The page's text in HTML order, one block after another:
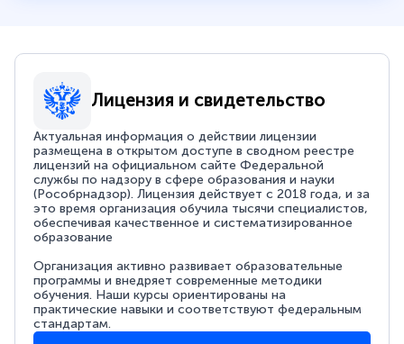
Лицензия и свидетельство
Актуальная информация о действии лицензии
размещена в открытом доступе в сводном реестре
лицензий на официальном сайте Федеральной
службы по надзору в сфере образования и науки
(Рособрнадзор). Лицензия действует с 2018 года, и за
это время организация обучила тысячи специалистов,
обеспечивая качественное и систематизированное
образование
Организация активно развивает образовательные
программы и внедряет современные методики
обучения. Наши курсы ориентированы на
практические навыки и соответствуют федеральным
стандартам.